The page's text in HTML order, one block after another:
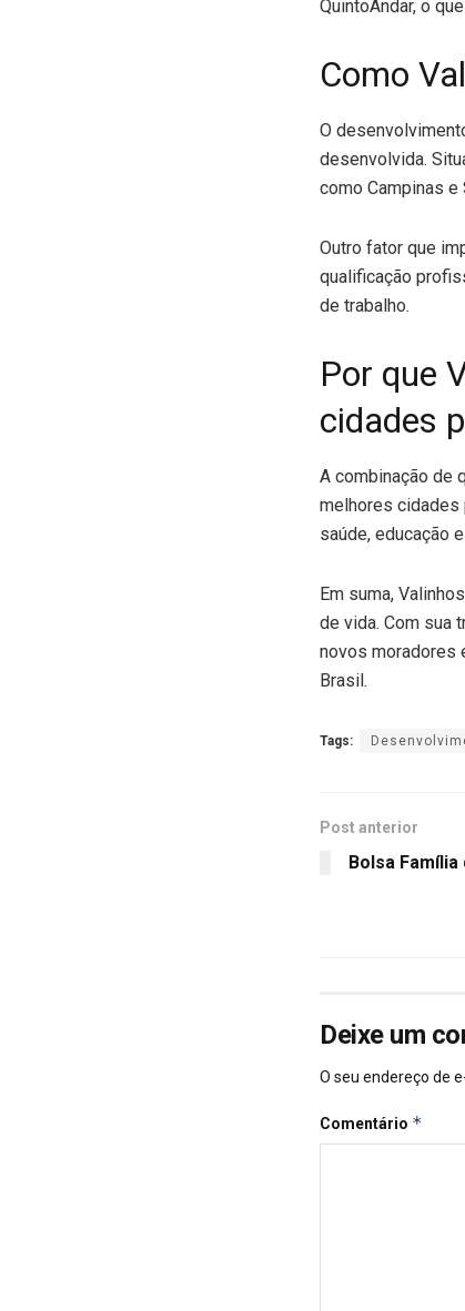
QuintoAndar, o
Como
O
desenvolvida.
como Campinas
Outro fator que
qualificação
de trabalho.
Por que
cidades
A combinação de
melhores cidades
saúde, educação
Em suma,
de vida. Com sua
novos moradores
Brasil.
Tags:
Post anterior
Bolsa
Deixe um
O seu endereço de
Comentário *